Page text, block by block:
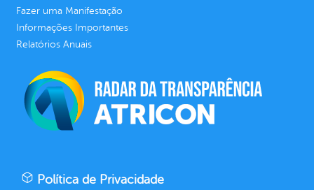
Fazer uma Manifestação
Informações Importantes
Relatórios Anuais
Política de Privacidade